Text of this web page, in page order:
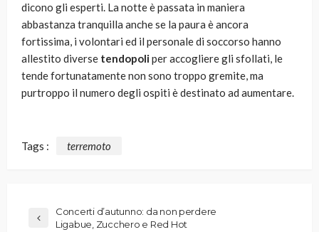
dicono gli esperti. La notte è passata in maniera
abbastanza tranquilla anche se la paura è ancora
fortissima, i volontari ed il personale di soccorso hanno
allestito diverse tendopoliper accogliere gli sfollati, le
tende fortunatamente non sono troppo gremite, ma
purtroppo il numero degli ospiti è destinato ad aumentare.
Tags : terremoto
Concerti d’autunno: da non perdere
Ligabue, Zucchero e Red Hot